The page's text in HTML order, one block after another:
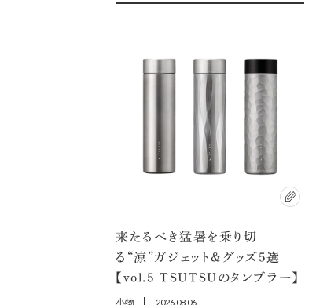
来たるべき猛暑を乗り切
る“涼”ガジェット＆グッズ5選
【vol.5 TSUTSUのタンブラー】
小物 2026.08.06